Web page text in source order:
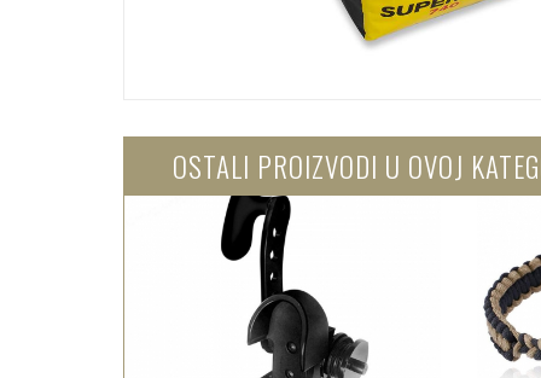
OSTALI PROIZVODI U OVOJ